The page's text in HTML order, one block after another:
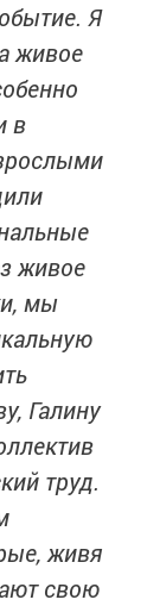
Я
живое
в
живое
мы
Галину
труд.
живя
свою